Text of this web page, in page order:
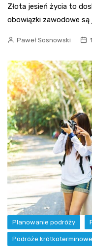
Złota jesień życia to
obowiązki zawodowe są
Paweł Sosnowski
Planowanie podróży
Podróże krótkoterminowe